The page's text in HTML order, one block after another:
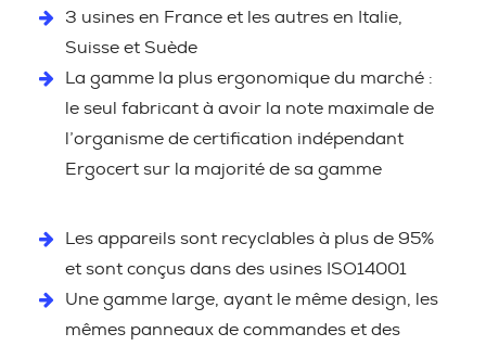
3 usines en France et les autres en Italie,
Suisse et Suède
La gamme la plus ergonomique du marché :
le seul fabricant à avoir la note maximale de
l’organisme de certification indépendant
Ergocert sur la majorité de sa gamme
Les appareils sont recyclables à plus de 95%
et sont conçus dans des usines ISO14001
Une gamme large, ayant le même design, les
mêmes panneaux de commandes et des